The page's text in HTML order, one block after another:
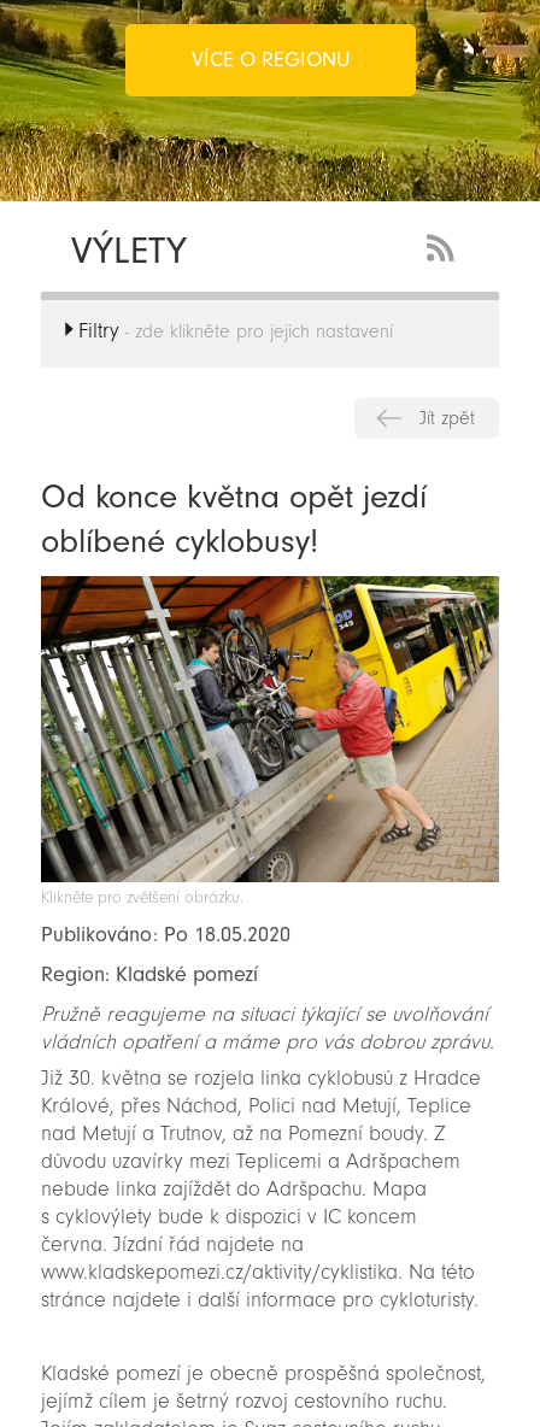
VÍCE O REGIONU
VÝLETY
Feed
Filtry- zde klikněte pro jejich nastavení
Jít zpět
Od konce května opět jezdí
oblíbené cyklobusy!
Klikněte pro zvětšení obrázku.
Publikováno: Po 18.05.2020
Region: Kladské pomezí
Pružně reagujeme na situaci týkající se uvolňování
vládních opatření a máme pro vás dobrou zprávu.
Již 30. května se rozjela linka cyklobusů z Hradce
Králové, přes Náchod, Polici nad Metují, Teplice
nad Metují a Trutnov, až na Pomezní boudy. Z
důvodu uzavírky mezi Teplicemi a Adršpachem
nebude linka zajíždět do Adršpachu. Mapa
s cyklovýlety bude k dispozici v IC koncem
června. Jízdní řád najdete na
www.kladskepomezi.cz/aktivity/cyklistika. Na této
stránce najdete i další informace pro cykloturisty.
Kladské pomezí je obecně prospěšná společnost,
jejímž cílem je šetrný rozvoj cestovního ruchu.